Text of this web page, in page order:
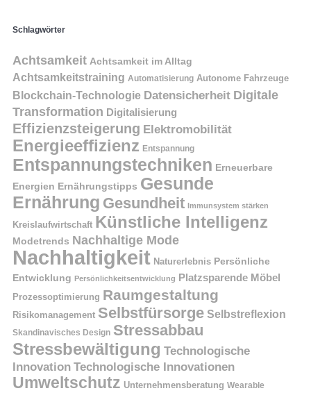
Schlagwörter
Achtsamkeit Achtsamkeit im Alltag
Achtsamkeitstraining Automatisierung Autonome Fahrzeuge
Blockchain-Technologie Datensicherheit Digitale
Transformation Digitalisierung
Effizienzsteigerung Elektromobilität
Energieeffizienz Entspannung
Entspannungstechniken Erneuerbare
Energien Ernährungstipps Gesunde
Ernährung Gesundheit Immunsystem stärken
Kreislaufwirtschaft Künstliche Intelligenz
Modetrends Nachhaltige Mode
Nachhaltigkeit Naturerlebnis Persönliche
Entwicklung Persönlichkeitsentwicklung Platzsparende Möbel
Prozessoptimierung Raumgestaltung
Risikomanagement Selbstfürsorge Selbstreflexion
Skandinavisches Design Stressabbau
Stressbewältigung Technologische
Innovation Technologische Innovationen
Umweltschutz Unternehmensberatung Wearable